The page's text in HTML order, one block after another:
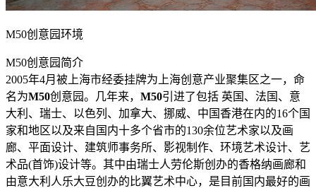
M50创意园环境
M50创意园简介
2005年4月被上海市经委挂牌为上海创意产业聚集区之一，命
名为M50创意园。几年来， M50引进了包括 英国、法国、意
大利、瑞士、以色列、加拿大、挪威、中国香港在内的16个国
家和地区以及来自国内十多个省市的130余位艺术家以及画
廊、平面设计、建筑师事务所、影视制作、环境艺术设计、艺
术品(首饰)设计等。其中由瑞士人劳伦斯创办的香格纳画廊和
由意大利人乐大豆创办的比翼艺术中心，是目前国内最好的画